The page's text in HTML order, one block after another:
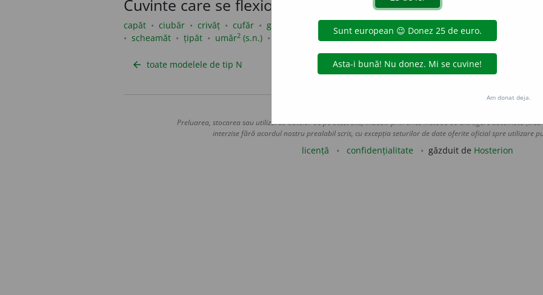
Cuvinte care se flexionează conform acestui model
capăt ciubăr crivăț cufăr gemăt ivăr2 (pl. ivere) număr pichamăr 1
scheamăt
țipăt umăr2 (s.n.) zleamăn znamăn
arrow_back toate modelele de tip N
Preluarea, stocarea sau utilizarea datelor de pe acest site, inclusiv prin orice metode de extragere automată
interzise fără acordul nostru prealabil scris, cu excepția seturilor de date oferite oficial spre utilizare
licență confidențialitate găzduit de Hosterion
Am donat deja.